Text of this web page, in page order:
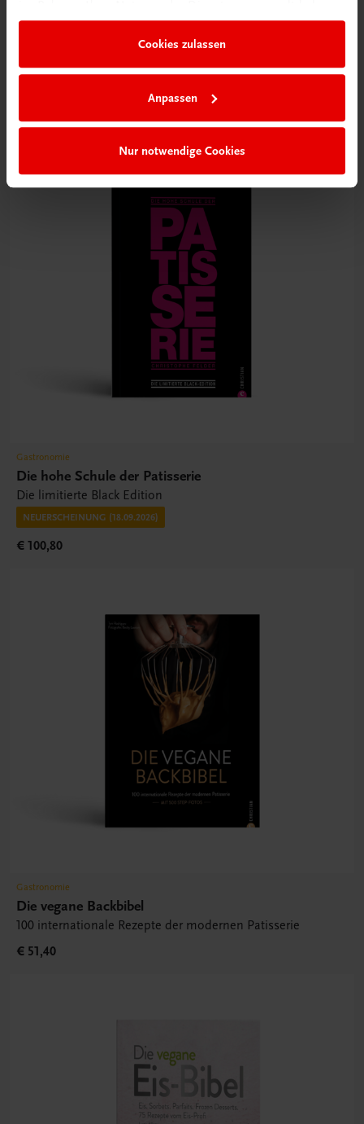
Cookies zulassen
Anpassen
Nur notwendige Cookies
Die große Backschule für perfekte Torten, Kuchen und
Gebäck
€ 25,70
Gastronomie
Die hohe Schule der Patisserie
Die limitierte Black Edition
NEUERSCHEINUNG (18.09.2026)
€ 100,80
Gastronomie
Die vegane Backbibel
100 internationale Rezepte der modernen Patisserie
€ 51,40